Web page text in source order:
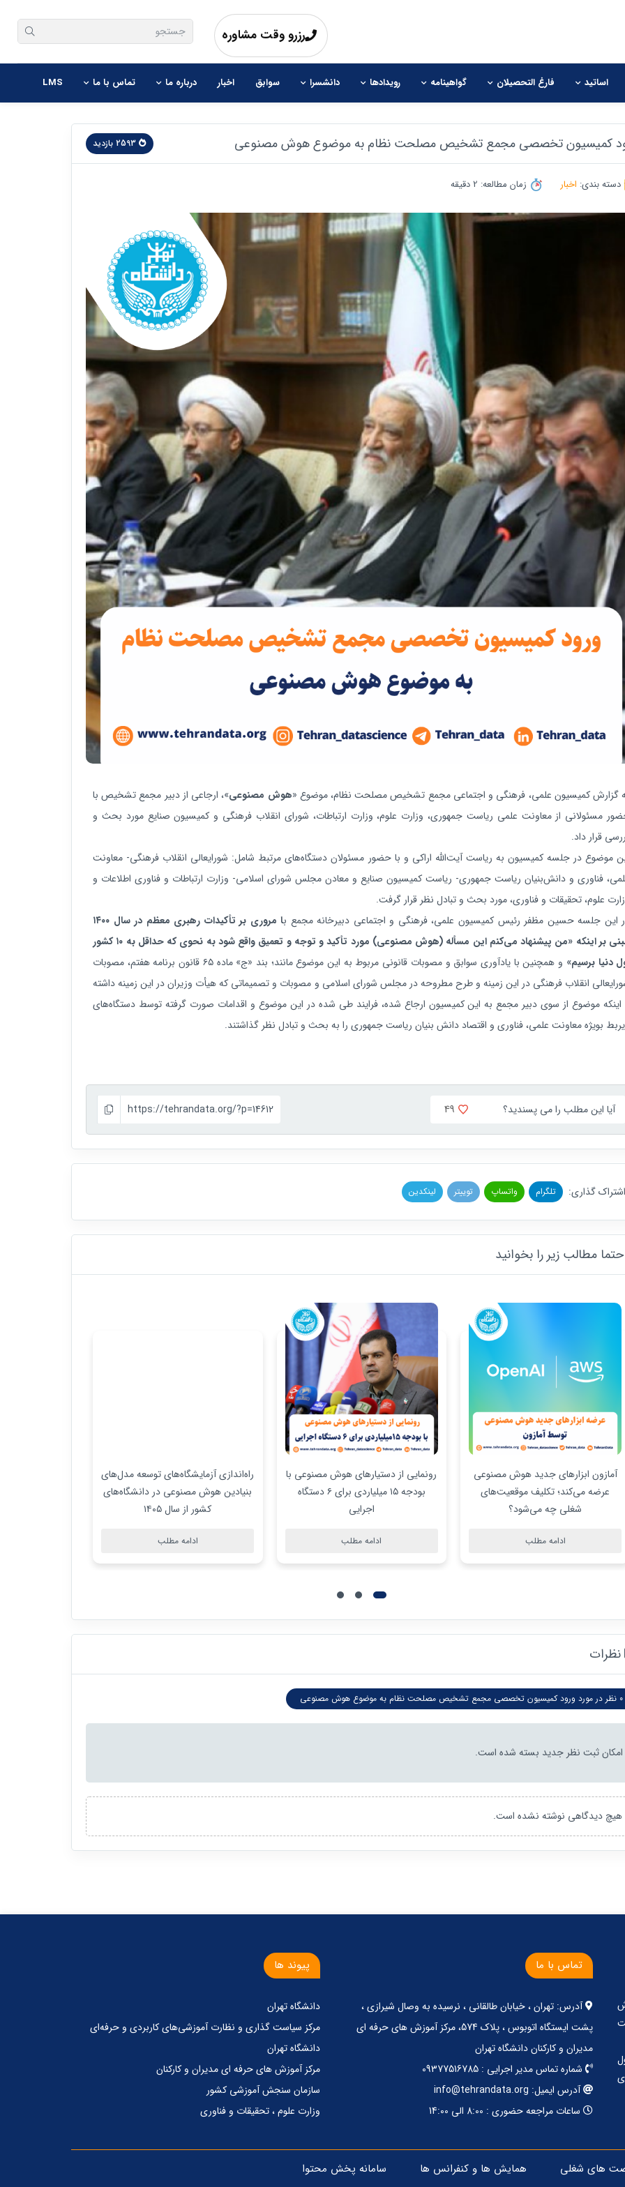
رزرو وقت مشاوره
اساتید فارغ التحصیلان گواهینامه رویدادها دانشسرا سوابق اخبار درباره ما تماس با ما LMS
کمیسیون تخصصی مجمع تشخیص مصلحت نظام به موضوع هوش مصنوعی
دسته بندی: اخبار زمان مطالعه: 2 دقیقه
گزارش کمیسیون علمی، فرهنگی و اجتماعی مجمع تشخیص مصلحت نظام، موضوع «هوش مصنوعی»، ارجاعی از دبیر مجمع تشخیص با
مسئولانی از معاونت علمی ریاست جمهوری، وزارت علوم، وزارت ارتباطات، شورای انقلاب فرهنگی و کمیسیون صنایع مورد بحث و
قرار داد.
موضوع در جلسه کمیسیون به ریاست آیت‌الله اراکی و با حضور مسئولان دستگاه‌های مرتبط شامل: شورایعالی انقلاب فرهنگی- معاونت
فناوری و دانش‌بنیان ریاست جمهوری- ریاست کمیسیون صنایع و معادن مجلس شورای اسلامی- وزارت ارتباطات و فناوری اطلاعات و
علوم، تحقیقات و فناوری، مورد بحث و تبادل نظر قرار گرفت.
این جلسه حسین مظفر رئیس کمیسیون علمی، فرهنگی و اجتماعی دبیرخانه مجمع ب
ا مروری بر تأکیدات رهبری معظم در سال ۱۴۰۰
مبنی بر اینکه «من پیشنهاد می‌کنم این مسأله (هوش مصنوعی) مورد تأکید و توجه و تعمیق واقع شود به نحوی که حداقل به ۱۰ کشور
دنیا برسیم»
و همچنین با یادآوری سوابق و مصوبات قانونی مربوط به این موضوع مانند؛ بند «ج» ماده ۶۵ قانون برنامه هفتم، مصوبات
انقلاب فرهنگی در این زمینه و طرح مطروحه در مجلس شورای اسلامی و مصوبات و تصمیماتی که هیأت وزیران در این زمینه داشته
اینکه موضوع از سوی دبیر مجمع به این کمیسیون ارجاع شده، فرایند طی شده در این موضوع و اقدامات صورت گرفته توسط دستگاه‌های
بویژه معاونت علمی، فناوری و اقتصاد دانش بنیان ریاست جمهوری را به بحث و تبادل نظر گذاشتند.
آیا این مطلب را می پسندید؟ 49
https://tehrandata.org/?p=14612
گذاری: تلگرام واتساپ توییتر لینکدین
مطالب زیر را بخوانید
آمازون ابزارهای جدید هوش مصنوعی
عرضه می‌کند؛ تکلیف موقعیت‌های
شغلی چه می‌شود؟
ادامه مطلب
رونمایی از دستیارهای هوش مصنوعی با
بودجه ۱۵ میلیاردی برای ۶ دستگاه
اجرایی
ادامه مطلب
راه‌اندازی آزمایشگاه‌های توسعه مدل‌های
بنیادین هوش مصنوعی در دانشگاه‌های
کشور از سال ۱۴۰۵
ادامه مطلب
نظرات
0 نظر در مورد ورود کمیسیون تخصصی مجمع تشخیص مصلحت نظام به موضوع هوش مصنوعی
امکان ثبت نظر جدید بسته شده است.
هیچ دیدگاهی نوشته نشده است.
تماس با ما
آدرس: تهران ، خیابان طالقانی ، نرسیده به وصال شیرازی ،
پشت ایستگاه اتوبوس ، پلاک 574، مرکز آموزش های حرفه ای
مدیران و کارکنان دانشگاه تهران
شماره تماس مدیر اجرایی : 09377516785
آدرس ایمیل: info@tehrandata.org
ساعات مراجعه حضوری : 8:00 الی 14:00
پیوند ها
دانشگاه تهران
مرکز‌ سیاست گذاری‌ و‌ نظارت آموزشی‌های کاربردی‌ و‌ حرفه‌ای
دانشگاه تهران
مرکز آموزش های حرفه ای مدیران و کارکنان
سازمان سنجش آموزشی کشور
وزارت علوم ، تحقیقات و فناوری
های شغلی همایش ها و کنفرانس ها سامانه پخش محتوا